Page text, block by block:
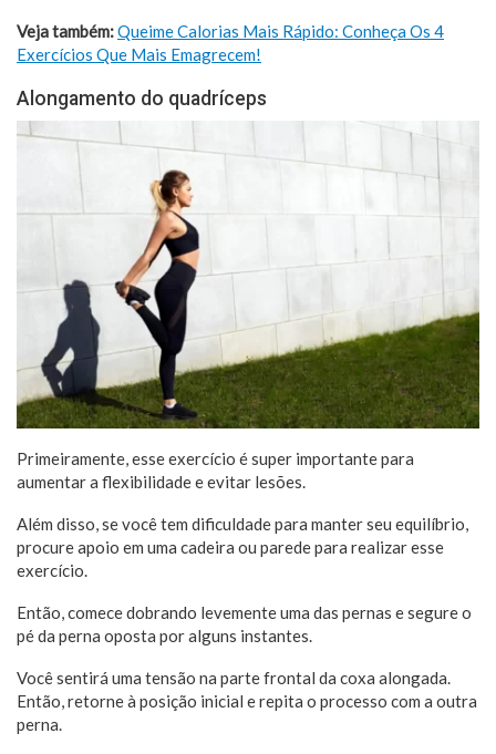
Veja também:Queime Calorias Mais Rápido: Conheça Os 4
Exercícios Que Mais Emagrecem!
Alongamento do quadríceps
Primeiramente, esse exercício é super importante para
aumentar a flexibilidade e evitar lesões.
Além disso, se você tem dificuldade para manter seu equilíbrio,
procure apoio em uma cadeira ou parede para realizar esse
exercício.
Então, comece dobrando levemente uma das pernas e segure o
pé da perna oposta por alguns instantes.
Você sentirá uma tensão na parte frontal da coxa alongada.
Então, retorne à posição inicial e repita o processo com a outra
perna.